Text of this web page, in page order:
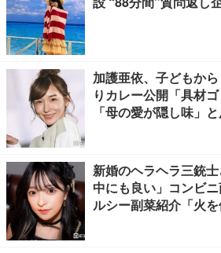
加護亜依、子どもか
りカレー公開「具材
「母の愛が隠し味」
新婚のヘラヘラ三銃
中にも良い」コンビ
ルシー副菜紹介「火